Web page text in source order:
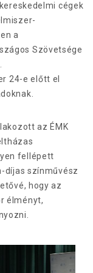
cégek
a
Szövetsége
24-e előtt el
az ÉMK
fellépett
díjas színművész
hogy az
élményt,